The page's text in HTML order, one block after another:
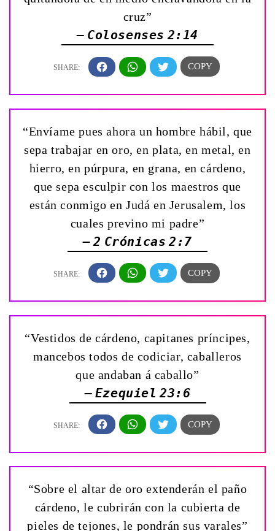
cruz”
— Colosenses 2:14
“Envíame pues ahora un hombre hábil, que
sepa trabajar en oro, en plata, en metal, en
hierro, en púrpura, en grana, en cárdeno,
que sepa esculpir con los maestros que
están conmigo en Judá en Jerusalem, los
cuales previno mi padre”
— 2 Crónicas 2:7
“Vestidos de cárdeno, capitanes príncipes,
mancebos todos de codiciar, caballeros
que andaban á caballo”
— Ezequiel 23:6
“Sobre el altar de oro extenderán el paño
cárdeno, le cubrirán con la cubierta de
pieles de tejones, le pondrán sus varales”